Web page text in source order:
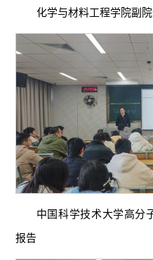
化学与材料工程学院副
中国科学技术大学高分
报告